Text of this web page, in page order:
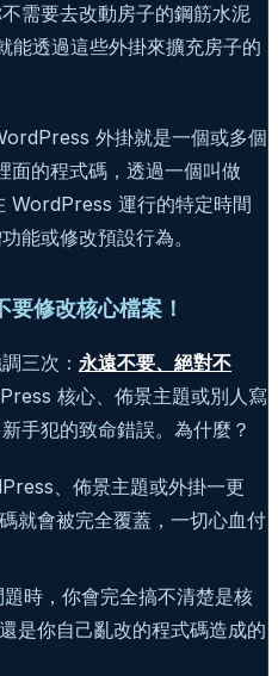
需要去改動房子的鋼筋水泥
能透過這些外掛來擴充房子的
外掛就是一個或多個
面的程式碼，透過一個叫做
WordPress 運行的特定時間
能或修改預設行為。
修改核心檔案！
三次： 永遠不要、絕對不
核心、佈景主題或別人寫
手犯的致命錯誤。為什麼？
、佈景主題或外掛一更
就會被完全覆蓋，一切心血付
時，你會完全搞不清楚是核
是你自己亂改的程式碼造成的